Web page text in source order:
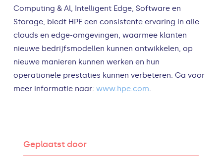
Computing & Al, Intelligent Edge, Software en
Storage, biedt HPE een consistente ervaring in alle
clouds en edge-omgevingen, waarmee klanten
nieuwe bedrijfsmodellen kunnen ontwikkelen, op
nieuwe manieren kunnen werken en hun
operationele prestaties kunnen verbeteren. Ga voor
meer informatie naar: www.hpe.com
Geplaatst door